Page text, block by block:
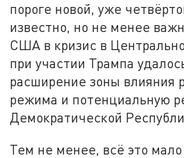
пороге новой, уже
известно, но не менее
США в кризис в
при участии Трампа
расширение зоны влияния
режима и потенциальную
Демократической
Тем не менее, всё это мало